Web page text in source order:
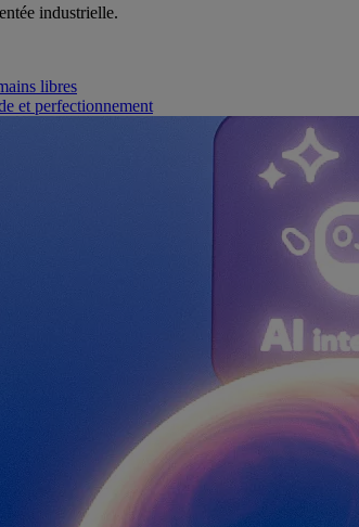
industrielle.
libres
et perfectionnement